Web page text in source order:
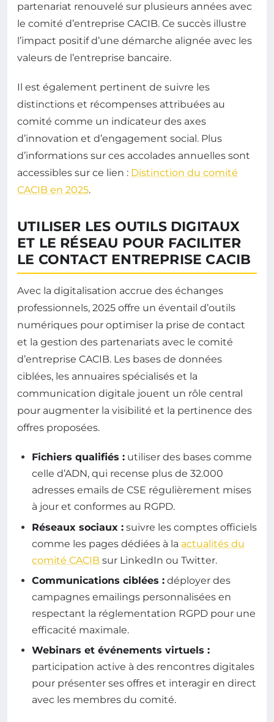
partenariat renouvelé sur plusieurs années avec
le comité d’entreprise CACIB. Ce succès illustre
l’impact positif d’une démarche alignée avec les
valeurs de l’entreprise bancaire.
Il est également pertinent de suivre les
distinctions et récompenses attribuées au
comité comme un indicateur des axes
d’innovation et d’engagement social. Plus
d’informations sur ces accolades annuelles sont
accessibles sur ce lien : Distinction du comité
CACIB en 2025.
UTILISER LES OUTILS DIGITAUX
ET LE RÉSEAU POUR FACILITER
LE CONTACT ENTREPRISE CACIB
Avec la digitalisation accrue des échanges
professionnels, 2025 offre un éventail d’outils
numériques pour optimiser la prise de contact
et la gestion des partenariats avec le comité
d’entreprise CACIB. Les bases de données
ciblées, les annuaires spécialisés et la
communication digitale jouent un rôle central
pour augmenter la visibilité et la pertinence des
offres proposées.
Fichiers qualifiés : utiliser des bases comme
celle d’ADN, qui recense plus de 32.000
adresses emails de CSE régulièrement mises
à jour et conformes au RGPD.
Réseaux sociaux : suivre les comptes officiels
comme les pages dédiées à la actualités du
comité CACIB sur LinkedIn ou Twitter.
Communications ciblées : déployer des
campagnes emailings personnalisées en
respectant la réglementation RGPD pour une
efficacité maximale.
Webinars et événements virtuels :
participation active à des rencontres digitales
pour présenter ses offres et interagir en direct
avec les membres du comité.